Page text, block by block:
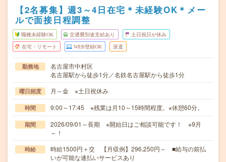
【2名募集】週3～4日在宅＊未経験OK＊メー
ルで面接日程調整
職種未経験OK 交通費別途支給あり 土日祝日が休み
在宅・リモート WEB登録OK 派遣
勤務地
名古屋市中村区
名古屋駅から徒歩1分／名鉄名古屋駅から徒歩1分
曜日頻度 月～金 ※土日祝休み
時間 9:00～17:45 ※残業は月10～15時間程度。※休憩60分。
期間
2026/09/01～長期 ※開始日はご相談可能です！ ※9月
～！
時給
時給1500円＋交 【月収例】296,250円～ ■給与の前払
いが可能な速払いサービスあり